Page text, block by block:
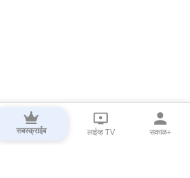
सबस्क्राईब लाईव्ह TV सकाळ+